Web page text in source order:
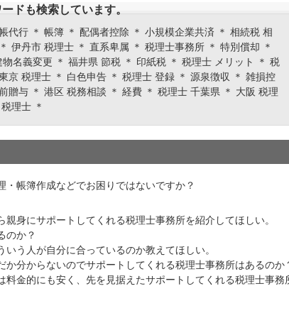
ドも検索しています。
代行 ＊ 帳簿 ＊ 配偶者控除 ＊ 小規模企業共済 ＊ 相続税 相
伊丹市 税理士 ＊ 直系卑属 ＊ 税理士事務所 ＊ 特別償却 ＊
名義変更 ＊ 福井県 節税 ＊ 印紙税 ＊ 税理士 メリット ＊ 税
京 税理士 ＊ 白色申告 ＊ 税理士 登録 ＊ 源泉徴収 ＊ 雑損控
贈与 ＊ 港区 税務相談 ＊ 経費 ＊ 税理士 千葉県 ＊ 大阪 税理
理士 ＊
帳簿作成などでお困りではないですか？
親身にサポートしてくれる税理士事務所を紹介してほしい。
のか？
う人が自分に合っているのか教えてほしい。
か分からないのでサポートしてくれる税理士事務所はあるのか
料金的にも安く、先を見据えたサポートしてくれる税理士事務